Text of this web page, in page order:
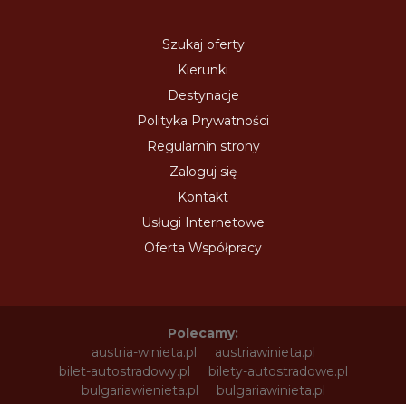
Szukaj oferty
Kierunki
Destynacje
Polityka Prywatności
Regulamin strony
Zaloguj się
Kontakt
Usługi Internetowe
Oferta Współpracy
Polecamy:
austria-winieta.pl
austriawinieta.pl
bilet-autostradowy.pl
bilety-autostradowe.pl
bulgariawienieta.pl
bulgariawinieta.pl